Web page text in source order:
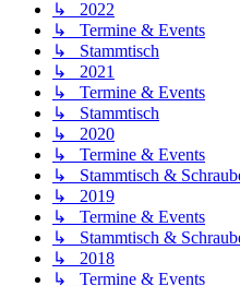
↳ 2022
↳ Termine & Events
↳ Stammtisch
↳ 2021
↳ Termine & Events
↳ Stammtisch
↳ 2020
↳ Termine & Events
↳ Stammtisch &
↳ 2019
↳ Termine & Events
↳ Stammtisch &
↳ 2018
↳ Termine & Events